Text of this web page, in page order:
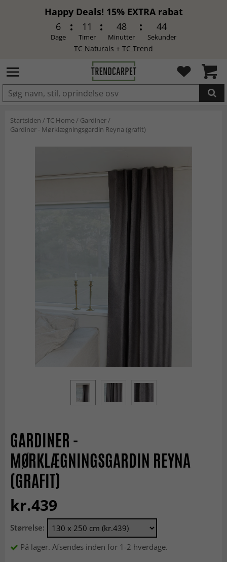
Happy Deals! 15% EXTRA rabat
6
Dage
11
Timer
48
Minutter
44
Sekunder
TC Naturals + TC Trend
LAGT I INDKØBSKURVEN.
Startsiden /TC Home/ Gardiner/
Gardiner - Mørklægningsgardin Reyna (grafit)
GARDINER -
MØRKLÆGNINGSGARDIN REYNA
(GRAFIT)
kr.439
Størrelse:
På lager. Afsendes inden for 1-2 hverdage.